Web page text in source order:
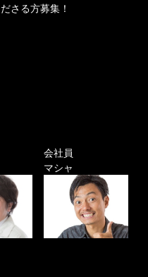
ださる方募集！
会社員
マシャ